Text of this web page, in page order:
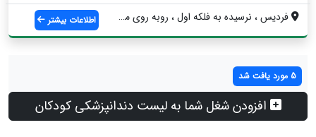
فردیس ، نرسیده به فلکه اول ، روبه روی مس... اطلاعات بیشتر
5 مورد یافت شد
افزودن شغل شما به لیست دندانپزشکی کودکان